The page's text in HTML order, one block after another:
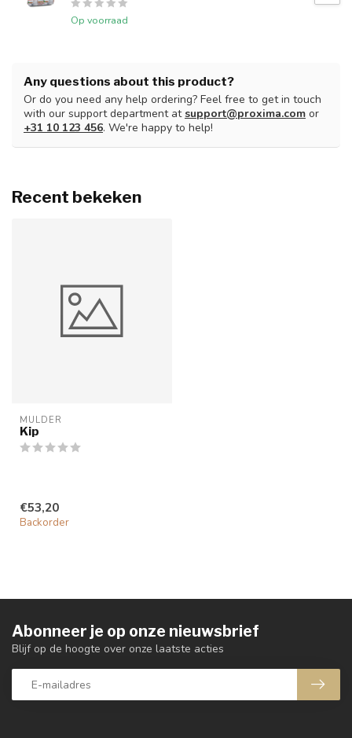
Op voorraad
Any questions about this product?
Or do you need any help ordering? Feel free to get in touch
with our support department atsupport@proxima.com or
+31 10 123 456. We're happy to help!
Recent bekeken
MULDER
Kip
€53,20
Backorder
Abonneer je op onze nieuwsbrief
Blijf op de hoogte over onze laatste acties